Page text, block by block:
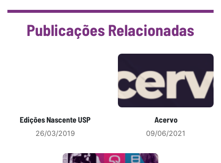
Publicações Relacionadas
Edições Nascente USP
26/03/2019
Acervo
09/06/2021